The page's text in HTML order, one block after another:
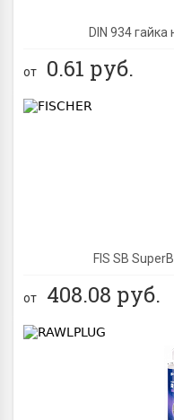
DIN 934
от 0.61 руб.
FIS SB
от 408.08 руб.